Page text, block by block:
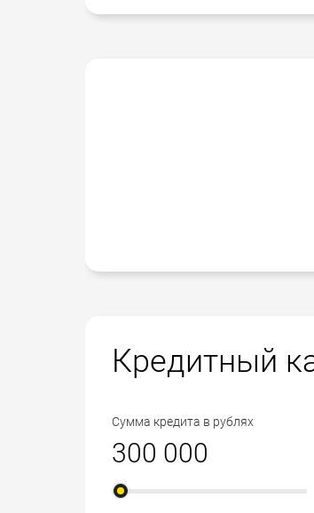
Кредитный
Сумма кредита в рублях